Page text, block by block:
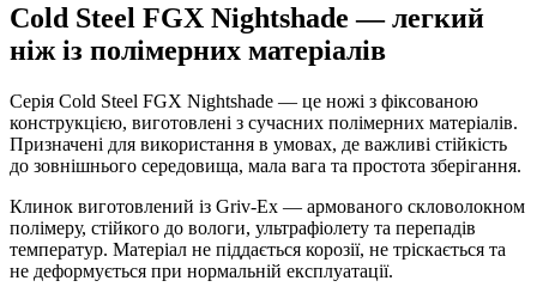
Cold Steel FGX Nightshade — легкий
ніж із полімерних матеріалів
Серія Cold Steel FGX Nightshade — це ножі з фіксованою
конструкцією, виготовлені з сучасних полімерних матеріалів.
Призначені для використання в умовах, де важливі стійкість
до зовнішнього середовища, мала вага та простота зберігання.
Клинок виготовлений із Griv-Ex — армованого скловолокном
полімеру, стійкого до вологи, ультрафіолету та перепадів
температур. Матеріал не піддається корозії, не тріскається та
не деформується при нормальній експлуатації.